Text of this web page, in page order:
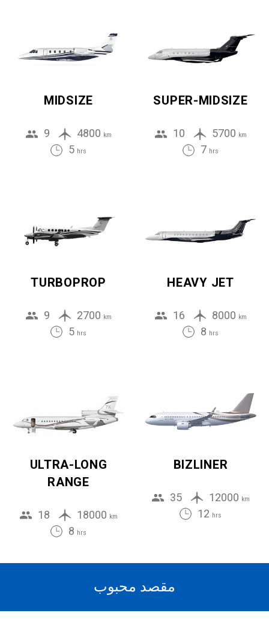
MIDSIZE
9 4800 km
5 hrs
SUPER-MIDSIZE
10 5700 km
7 hrs
TURBOPROP
9 2700 km
5 hrs
HEAVY JET
16 8000 km
8 hrs
ULTRA-LONG
RANGE
18 18000 km
8 hrs
BIZLINER
35 12000 km
12 hrs
مقصد محبوب